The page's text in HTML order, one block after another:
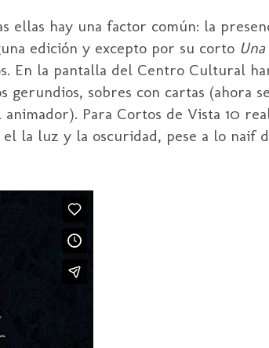
ellas hay una factor común: la
edición y excepto por su corto
En la pantalla del Centro Cultural
gerundios, sobres con cartas (ahora
Para Cortos de Vista 10
la luz y la oscuridad, pese a lo naif